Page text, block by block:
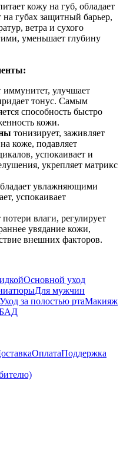
кожу на губ, обладает
губах защитный барьер,
ветра и сухого
уменьшает глубину
иммунитет, улучшает
тонус. Самым
способность быстро
кожи.
тонизирует, заживляет
коже, подавляет
успокаивает и
укрепляет матрикс
увлажняющими
успокаивает
влаги, регулирует
увядание кожи,
внешних факторов.
Основной уход
Для мужчин
Уход за полостью ртаМакияж
ОплатаПоддержка